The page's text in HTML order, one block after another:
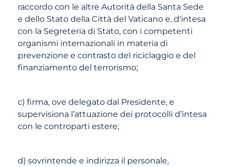
raccordo con le altre Autorità della Santa Sede
e dello Stato della Città del Vaticano e, d'intesa
con la Segreteria di Stato, con i competenti
organismi internazionali in materia di
prevenzione e contrasto del riciclaggio e del
finanziamento del terrorismo;
c) firma, ove delegato dal Presidente, e
supervisiona l’attuazione dei protocolli d’intesa
con le controparti estere;
d) sovrintende e indirizza il personale,